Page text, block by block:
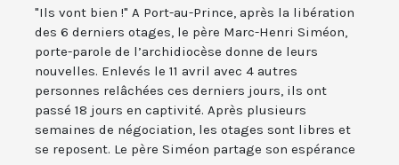
"Ils vont bien !" A Port-au-Prince, après la libération
des 6 derniers otages, le père Marc-Henri Siméon,
porte-parole de l’archidiocèse donne de leurs
nouvelles. Enlevés le 11 avril avec 4 autres
personnes relâchées ces derniers jours, ils ont
passé 18 jours en captivité. Après plusieurs
semaines de négociation, les otages sont libres et
se reposent. Le père Siméon partage son espérance